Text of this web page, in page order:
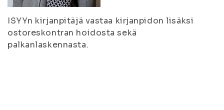
ISYYn kirjanpitäjä vastaa kirjanpidon lisäksi
ostoreskontran hoidosta sekä
palkanlaskennasta.